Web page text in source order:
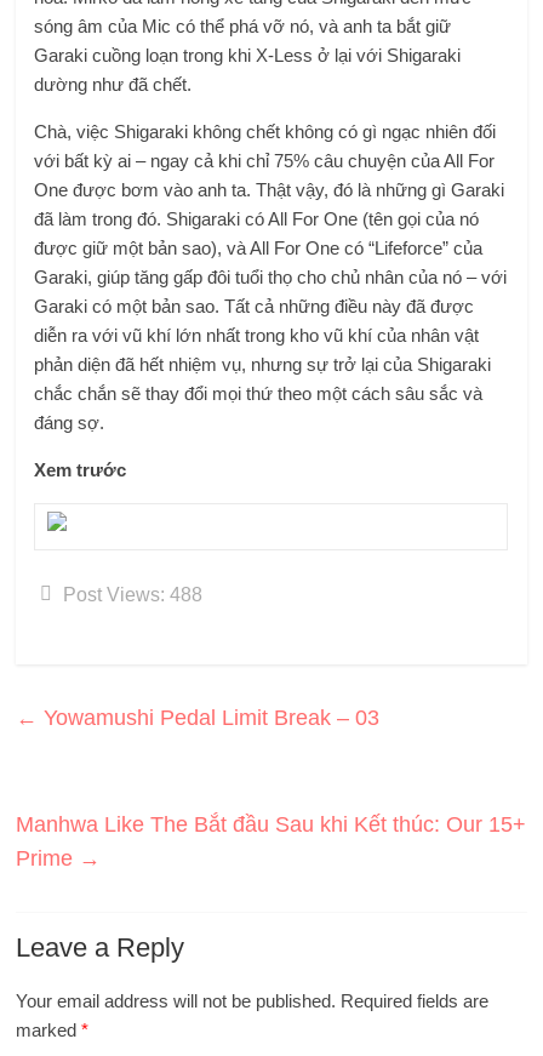
sóng âm của Mic có thể phá vỡ nó, và anh ta bắt giữ
Garaki cuồng loạn trong khi X-Less ở lại với Shigaraki
dường như đã chết.
Chà, việc Shigaraki không chết không có gì ngạc nhiên đối
với bất kỳ ai – ngay cả khi chỉ 75% câu chuyện của All For
One được bơm vào anh ta. Thật vậy, đó là những gì Garaki
đã làm trong đó. Shigaraki có All For One (tên gọi của nó
được giữ một bản sao), và All For One có “Lifeforce” của
Garaki, giúp tăng gấp đôi tuổi thọ cho chủ nhân của nó – với
Garaki có một bản sao. Tất cả những điều này đã được
diễn ra với vũ khí lớn nhất trong kho vũ khí của nhân vật
phản diện đã hết nhiệm vụ, nhưng sự trở lại của Shigaraki
chắc chắn sẽ thay đổi mọi thứ theo một cách sâu sắc và
đáng sợ.
Xem trước
Post Views: 488
← Yowamushi Pedal Limit Break – 03
Manhwa Like The Bắt đầu Sau khi Kết thúc: Our 15+
Prime →
Leave a Reply
Your email address will not be published. Required fields are
marked*